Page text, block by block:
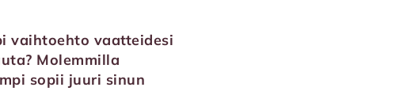
vaihtoehto vaatteidesi
Molemmilla
sopii juuri sinun